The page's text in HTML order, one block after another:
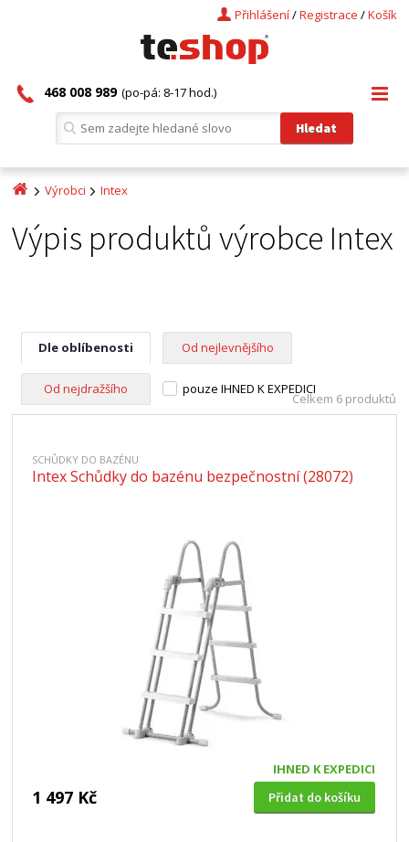
Košík
/
Registrace
/
Přihlášení
468 008 989 (po-pá: 8-17 hod.)
Výrobci Intex
Výpis produktů výrobce Intex
Dle oblíbenosti Od nejlevnějšího
Od nejdražšího pouze IHNED K EXPEDICI
Celkem 6 produktů
SCHŮDKY DO BAZÉNU
Intex Schůdky do bazénu bezpečnostní (28072)
IHNED K EXPEDICI
1 497 Kč Přidat do košíku